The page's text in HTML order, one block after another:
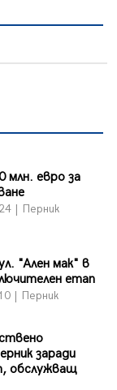
млн. евро за
| Перник
"Ален мак" в
етап
| Перник
заради
обслужващ